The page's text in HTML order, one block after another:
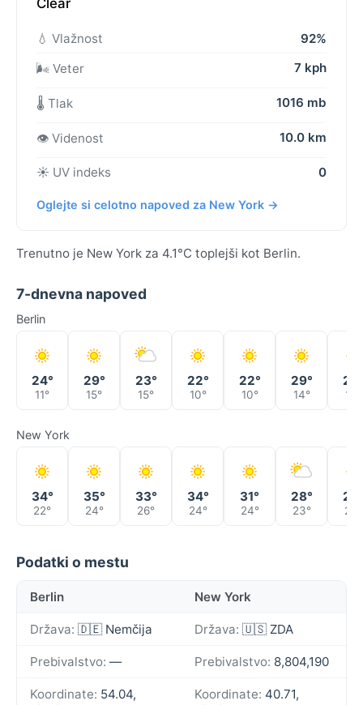
Clear
💧 Vlažnost
92%
🌬️ Veter
7 kph
🌡️ Tlak 1016 mb
👁️ Videnost 10.0 km
☀️ UV indeks 0
Oglejte si celotno napoved za New York →
Trenutno je New York za 4.1°C toplejši kot Berlin.
7-dnevna napoved
Berlin
24°
11°
29°
15°
23°
15°
22°
10°
22°
10°
29°
14° 15°
New York
34°
22°
35°
24°
33°
26°
34°
24°
31°
24°
28°
23° 22°
Podatki o mestu
Berlin New York
Država: 🇩🇪 Nemčija Država: 🇺🇸 ZDA
Prebivalstvo: — Prebivalstvo: 8,804,190
Koordinate: 54.04,
Koordinate: 40.71,